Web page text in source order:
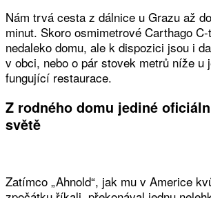
Nám trvá cesta z dálnice u Grazu až
minut. Skoro osmimetrové Carthago
nedaleko domu, ale k dispozici jsou i
v obci, nebo o pár stovek metrů níže u
fungující restaurace.
Z rodného domu jediné
světě
Zatímco „Ahnold“, jak mu v Americe